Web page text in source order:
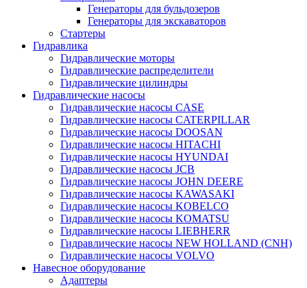
Генераторы для бульдозеров
Генераторы для экскаваторов
Стартеры
Гидравлика
Гидравлические моторы
Гидравлические распределители
Гидравлические цилиндры
Гидравлические насосы
Гидравлические насосы CASE
Гидравлические насосы CATERPILLAR
Гидравлические насосы DOOSAN
Гидравлические насосы HITACHI
Гидравлические насосы HYUNDAI
Гидравлические насосы JCB
Гидравлические насосы JOHN DEERE
Гидравлические насосы KAWASAKI
Гидравлические насосы KOBELCO
Гидравлические насосы KOMATSU
Гидравлические насосы LIEBHERR
Гидравлические насосы NEW HOLLAND (CNH)
Гидравлические насосы VOLVO
Навесное оборудование
Адаптеры